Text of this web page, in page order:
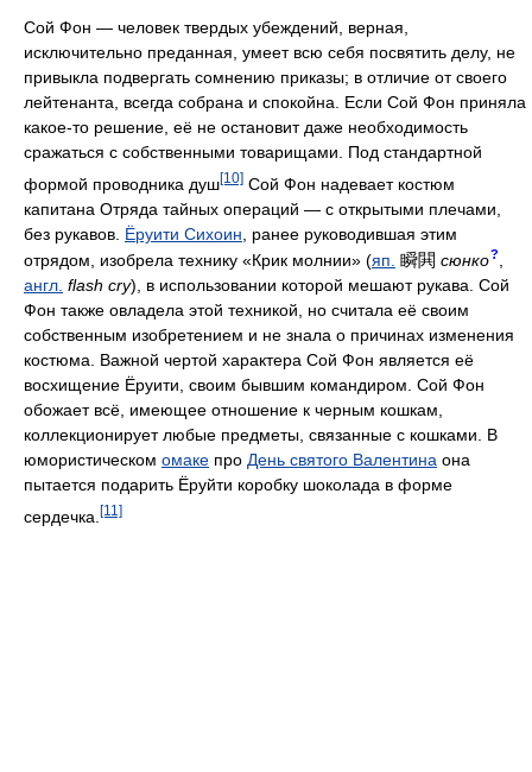
Сой Фон — человек твердых убеждений, верная,
исключительно преданная, умеет всю себя посвятить делу, не
привыкла подвергать сомнению приказы; в отличие от своего
лейтенанта, всегда собрана и спокойна. Если Сой Фон приняла
какое-то решение, её не остановит даже необходимость
сражаться с собственными товарищами. Под стандартной
формой проводника душ[10] Сой Фон надевает костюм
капитана Отряда тайных операций — с открытыми плечами,
без рукавов. Ёруити Сихоин , ранее руководившая этим
отрядом, изобрела технику «Крик молнии» (яп. 瞬閧 сюнко?
англ. flash cry), в использовании которой мешают рукава. Сой
Фон также овладела этой техникой, но считала её своим
собственным изобретением и не знала о причинах изменения
костюма. Важной чертой характера Сой Фон является её
восхищение Ёруити, своим бывшим командиром. Сой Фон
обожает всё, имеющее отношение к черным кошкам,
коллекционирует любые предметы, связанные с кошками. В
юмористическом омаке про День святого Валентина она
пытается подарить Ёруйти коробку шоколада в форме
сердечка. [11]